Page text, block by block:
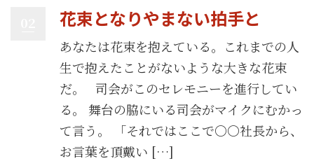
花束となりやまない拍手と
あなたは花束を抱えている。これまでの人
生で抱えたことがないような大きな花束
だ。 司会がこのセレモニーを進行してい
る。 舞台の脇にいる司会がマイクにむかっ
て言う。 「それではここで〇〇社長から、
お言葉を頂戴い […]